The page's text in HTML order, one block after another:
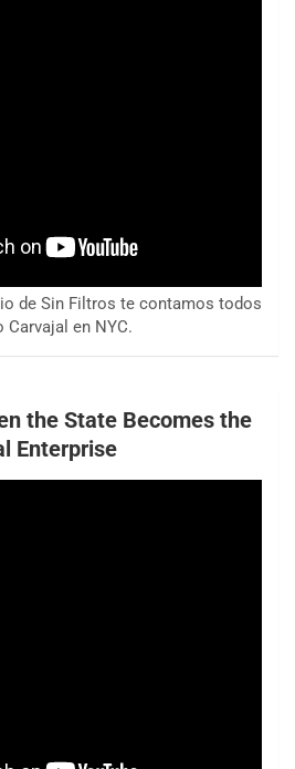
de Sin Filtros te contamos todos
en NYC.
the State Becomes the
Enterprise